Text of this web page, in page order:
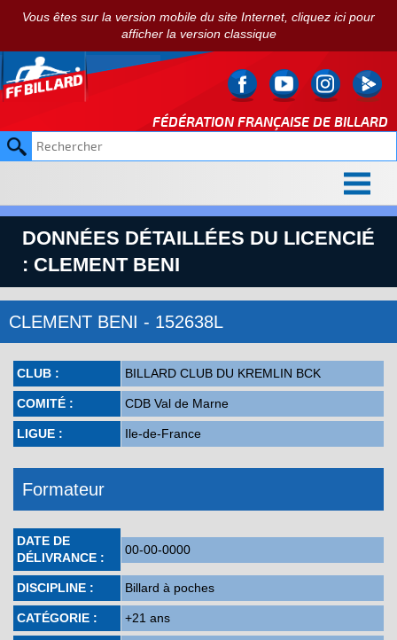
Vous êtes sur la version mobile du site Internet, cliquez ici pour
afficher la version classique
FÉDÉRATION FRANÇAISE DE BILLARD
DONNÉES DÉTAILLÉES DU LICENCIÉ
: CLEMENT BENI
CLEMENT BENI - 152638L
CLUB : BILLARD CLUB DU KREMLIN BCK
COMITÉ : CDB Val de Marne
LIGUE : Ile-de-France
Formateur
DATE DE
DÉLIVRANCE :
00-00-0000
DISCIPLINE : Billard à poches
CATÉGORIE : +21 ans